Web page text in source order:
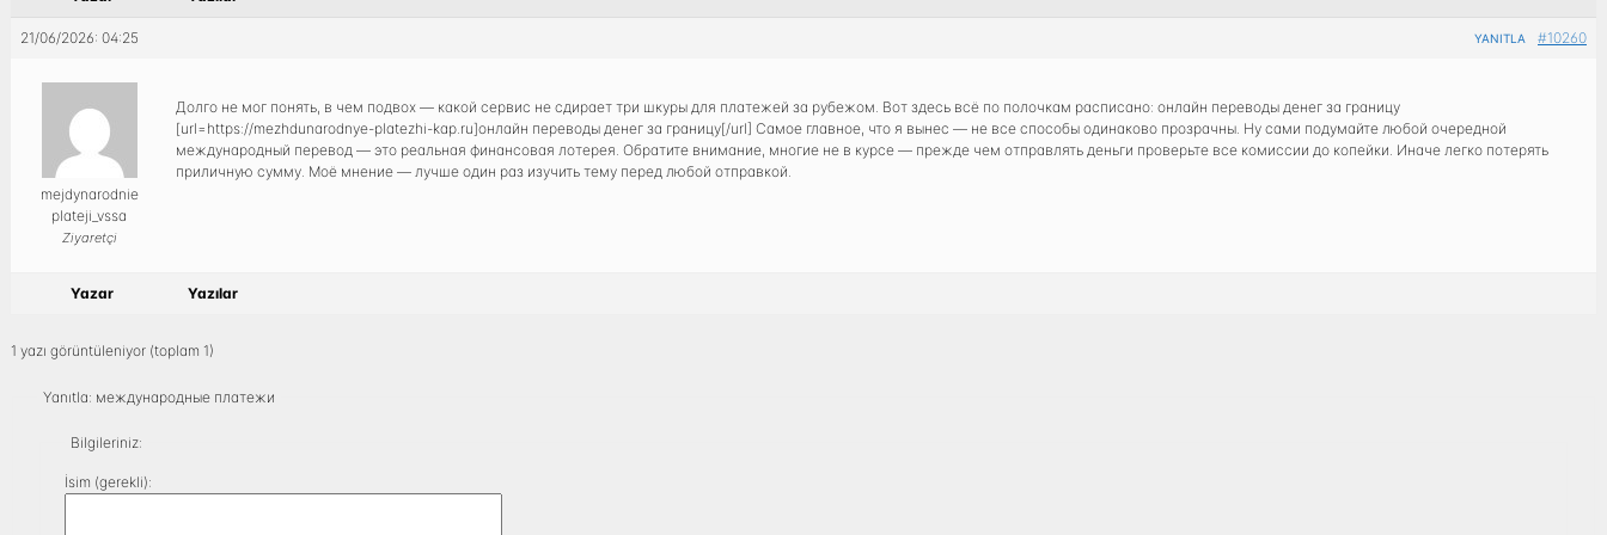
21/06/2026: 04:25 #10260
YANITLA
mejdynarodnie
plateji_vssa
Ziyaretçi
Долго не мог понять, в чем подвох — какой сервис не сдирает три шкуры для платежей за рубежом. Вот здесь всё по полочкам расписано: онлайн переводы денег за границу
[url=https://mezhdunarodnye-platezhi-kap.ru]онлайн переводы денег за границу[/url] Самое главное, что я вынес — не все способы одинаково прозрачны. Ну сами подумайте любой очередной
международный перевод — это реальная финансовая лотерея. Обратите внимание, многие не в курсе — прежде чем отправлять деньги проверьте все комиссии до копейки. Иначе легко потерять
приличную сумму. Моё мнение — лучше один раз изучить тему перед любой отправкой.
Yazar Yazılar
1 yazı görüntüleniyor (toplam 1)
Yanıtla: международные платежи
Bilgileriniz:
İsim (gerekli):